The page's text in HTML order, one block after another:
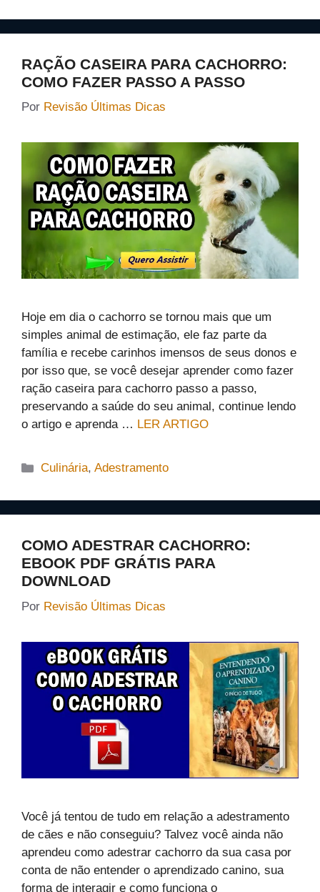
RAÇÃO CASEIRA PARA CACHORRO:
COMO FAZER PASSO A PASSO
Por Revisão Últimas Dicas
Hoje em dia o cachorro se tornou mais que um
simples animal de estimação, ele faz parte da
família e recebe carinhos imensos de seus donos e
por isso que, se você desejar aprender como fazer
ração caseira para cachorro passo a passo,
preservando a saúde do seu animal, continue lendo
o artigo e aprenda … LER ARTIGO
Categorias
Culinária,Adestramento
COMO ADESTRAR CACHORRO:
EBOOK PDF GRÁTIS PARA
DOWNLOAD
Por Revisão Últimas Dicas
Você já tentou de tudo em relação a adestramento
de cães e não conseguiu? Talvez você ainda não
aprendeu como adestrar cachorro da sua casa por
conta de não entender o aprendizado canino, sua
forma de interagir e como funciona o